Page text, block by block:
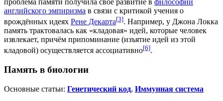
проблема памяти получила своё развитие в философии
английского эмпиризма в связи с критикой учения о
врождённых идеях Рене Декарта[3]. Например, у Джона Локка
память трактовалась как «кладовая» идей, которые человек
извлекает, причём припоминание (изъятие идей из этой
кладовой) осуществляется ассоциативно[6].
Память в биологии
Основные статьи: Генетический код, Иммунная система